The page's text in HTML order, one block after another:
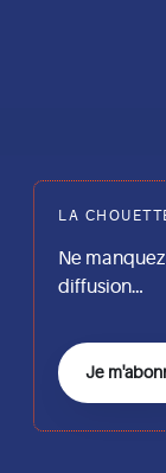
LA
Ne
diffusion…
Je